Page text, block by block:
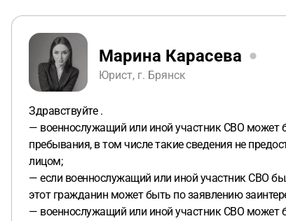
Марина Карасева
Юрист, г. Брянск
Здравствуйте .
— военнослужащий или иной участник СВО может
пребывания, в том числе такие сведения не
лицом;
— если военнослужащий или иной участник СВО
этот гражданин может быть по заявлению
— военнослужащий или иной участник СВО может